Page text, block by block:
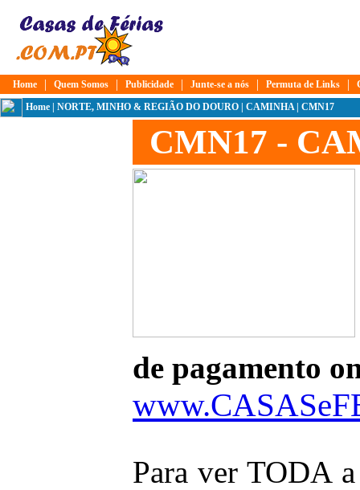
Home | Quem Somos | Publicidade | Junte-se a nós | Permuta de Links |
Home
NORTE, MINHO & REGIÃO DO DOURO CAMINHA | CMN17
CMN17 -
de pagamento
Para ver TODA